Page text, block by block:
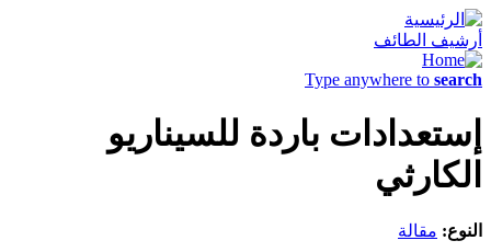
أرشيف الطائف
Type anywhere to search
إستعدادات باردة للسيناريو
الكارثي
النوع: مقالة